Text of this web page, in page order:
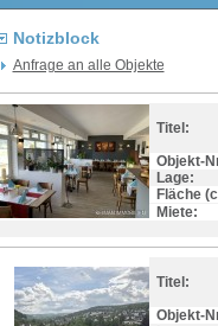
Notizblock
Anfrage an alle Objekte
Titel:
Objekt-
Lage:
Fläche
Miete:
Titel:
Objekt-